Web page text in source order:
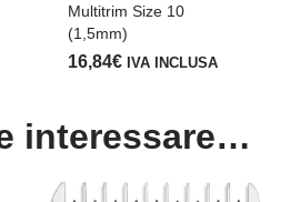
Multitrim Size 10
(1,5mm)
16,84€ IVA INCLUSA
interessare…